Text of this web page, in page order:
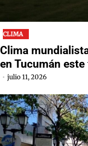
CLIMA
Clima
en Tucumán
julio 11, 2026